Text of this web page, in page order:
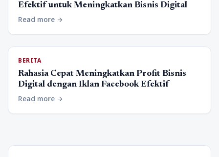
Efektif untuk Meningkatkan Bisnis Digital
Read more arrow_forward
BERITA
Rahasia Cepat Meningkatkan Profit Bisnis
Digital dengan Iklan Facebook Efektif
Read more arrow_forward